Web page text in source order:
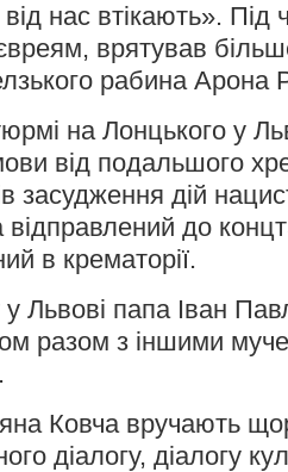
нас втікають». Під
врятував
рабина Арона
на Лонцького у
від подальшого
засудження дій
відправлений до
в крематорії.
Львові папа Іван
разом з іншими
Ковча вручають
діалогу, діалогу